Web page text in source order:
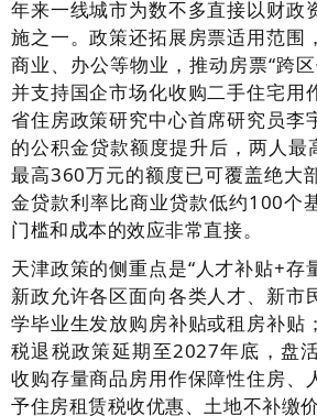
年来一线城市为数不多直接以财政
施之一。政策还拓展房票适用范围
商业、办公等物业，推动房票“跨
并支持国企市场化收购二手住宅用
省住房政策研究中心首席研究员李
的公积金贷款额度提升后，两人
最高360万元的额度已可覆盖绝大
金贷款利率比商业贷款低约100个
门槛和成本的效应非常直接。
天津政策的侧重点是“人才补贴+存
新政允许各区面向各类人才、新市
学毕业生发放购房补贴或租房补贴
税退税政策延期至2027年底，盘
收购存量商品房用作保障性住房、
予住房租赁税收优惠、土地不补缴